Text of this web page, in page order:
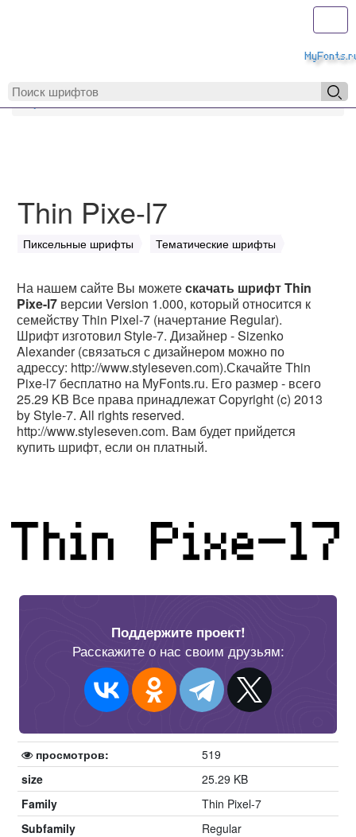
MyFonts.ru
Thin Pixe-l7
Пиксельные шрифты Тематические шрифты
На нашем сайте Вы можетескачать шрифт Thin
Pixe-l7 версии Version 1.000, который относится к
семейству Thin Pixel-7 (начертание Regular).
Шрифт изготовил Style-7. Дизайнер - Sizenko
Alexander (связаться с дизайнером можно по
адрессу: http://www.styleseven.com).Скачайте Thin
Pixe-l7 бесплатно на MyFonts.ru. Его размер - всего
25.29 KB Все права принадлежат Copyright (c) 2013
by Style-7. All rights reserved.
http://www.styleseven.com. Вам будет прийдется
купить шрифт, если он платный.
Поддержите проект!
Расскажите о нас своим друзьям:
просмотров:
519
size
25.29 KB
Family
Thin Pixel-7
Subfamily
Regular